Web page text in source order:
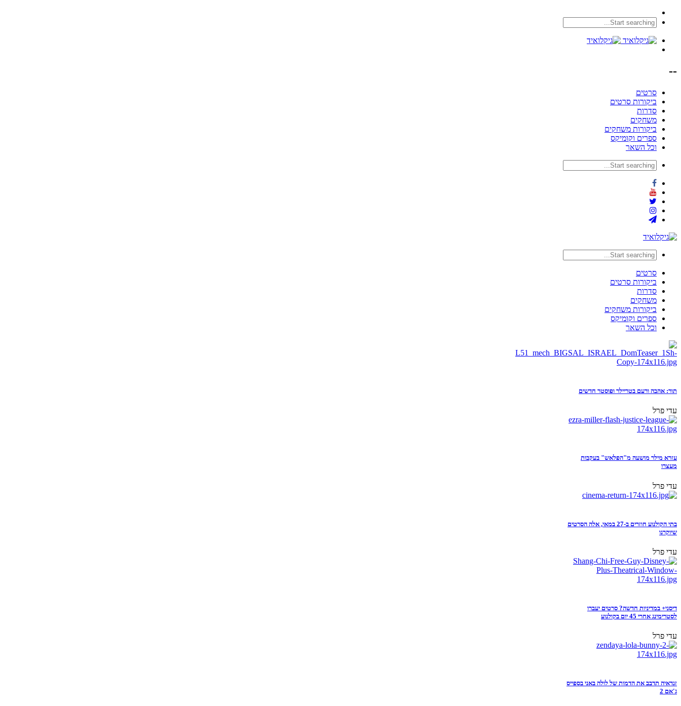
--
סרטים
ביקורות סרטים
סדרות
משחקים
ביקורות משחקים
ספרים וקומיקס
וכל השאר
סרטים
ביקורות סרטים
סדרות
משחקים
ביקורות משחקים
ספרים וקומיקס
וכל השאר
תור: אהבה ורעם בטריילר ופוסטר חדשים
עדי פרל
עזרא מילר מושעה מ"הפלאש" בעקבות
מעצרו
עדי פרל
בתי הקולנוע חוזרים ב-27 במאי, אלה הסרטים
שיוקרנו
עדי פרל
דיסני+ במדיניות חדשה? סרטים יעברו
לסטרימינג אחרי 45 יום בקולנוע
עדי פרל
זנדאיה תדבב את הדמות של לולה באני בספייס
ג'אם 2